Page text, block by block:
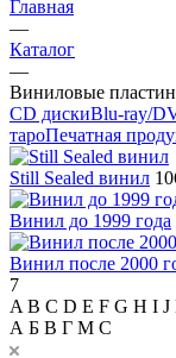
Главная
—
Каталог
—
Виниловые
CD дискиBlu-ray/
тароПечатная
Still Sealed винил
Винил до 1999 года
Винил после 2000
7
A B C D E F G H I J
А Б В Г М С